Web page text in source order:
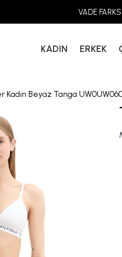
VADE
KADIN ERKEK
Kadın Beyaz Tanga